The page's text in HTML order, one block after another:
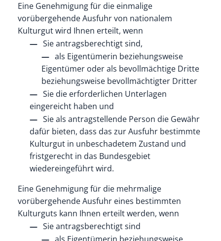
Eine Genehmigung für die einmalige
vorübergehende Ausfuhr von nationalem
Kulturgut wird Ihnen erteilt, wenn
Sie antragsberechtigt sind,
als Eigentümerin beziehungsweise
Eigentümer oder als bevollmächtige Dritte
beziehungsweise bevollmächtigter Dritter
Sie die erforderlichen Unterlagen
eingereicht haben und
Sie als antragstellende Person die Gewähr
dafür bieten, dass das zur Ausfuhr bestimmte
Kulturgut in unbeschadetem Zustand und
fristgerecht in das Bundesgebiet
wiedereingeführt wird.
Eine Genehmigung für die mehrmalige
vorübergehende Ausfuhr eines bestimmten
Kulturguts kann Ihnen erteilt werden, wenn
Sie antragsberechtigt sind